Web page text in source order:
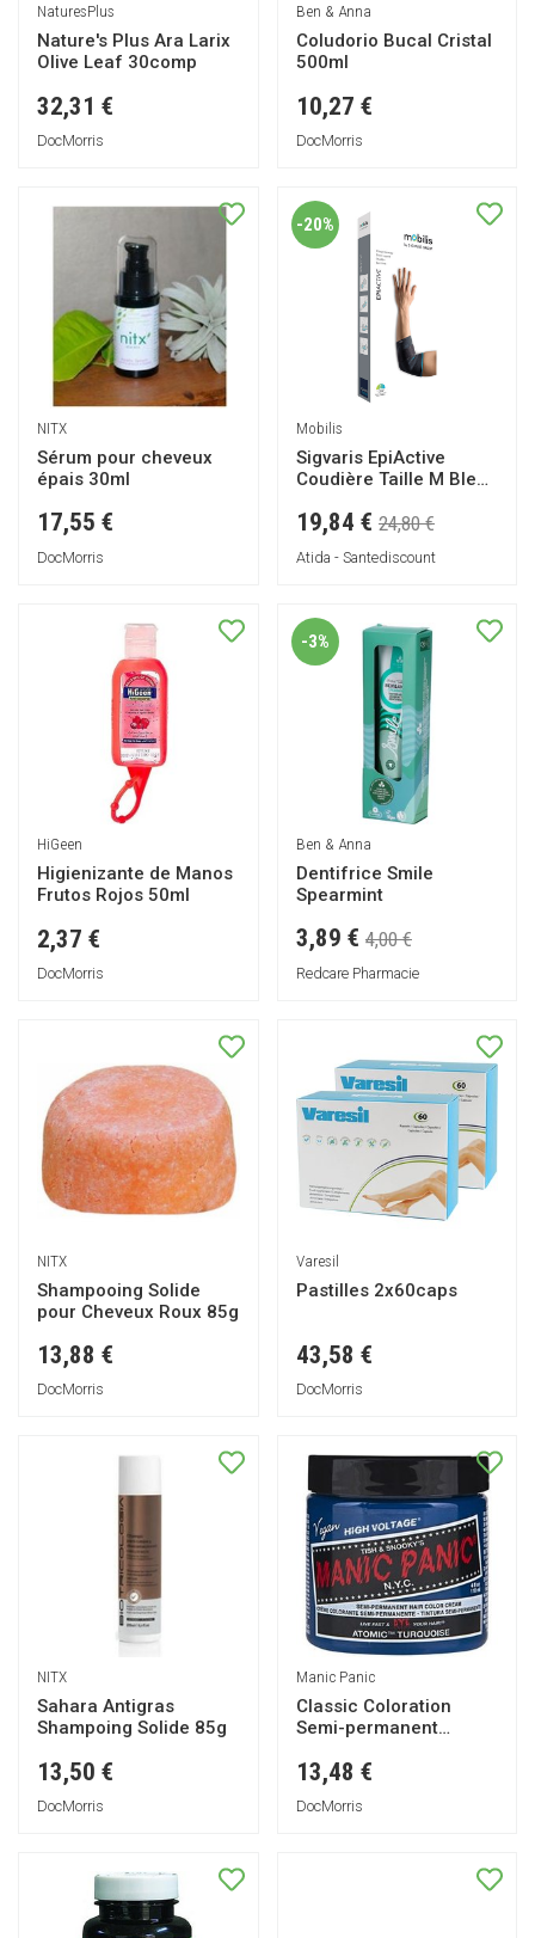
NaturesPlus
Nature's Plus Ara Larix
Olive Leaf 30comp
32,31 €
DocMorris
Ben & Anna
Coludorio Bucal Cristal
500ml
10,27 €
DocMorris
NITX
Sérum pour cheveux
épais 30ml
17,55 €
DocMorris
-20%
Mobilis
Sigvaris EpiActive
Coudière Taille M Bleu
19,84 € 24,80 €
Atida - Santediscount
HiGeen
Higienizante de Manos
Frutos Rojos 50ml
2,37 €
DocMorris
-3%
Ben & Anna
Dentifrice Smile
Spearmint
3,89 € 4,00 €
Redcare Pharmacie
NITX
Shampooing Solide
pour Cheveux Roux 85g
13,88 €
DocMorris
Varesil
Pastilles 2x60caps
43,58 €
DocMorris
NITX
Sahara Antigras
Shampoing Solide 85g
13,50 €
DocMorris
Manic Panic
Classic Coloration
Semi-permanent
118ml
13,48 €
DocMorris